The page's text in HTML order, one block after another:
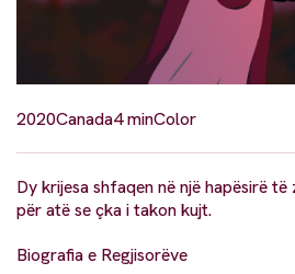
2020Canada4 minColor
Dy krijesa shfaqen në një hapësirë
për atë se çka i takon kujt.
Biografia e Regjisorëve